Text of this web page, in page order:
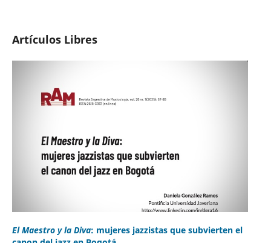
Artículos Libres
El Maestro y la Diva: mujeres jazzistas que subvierten el